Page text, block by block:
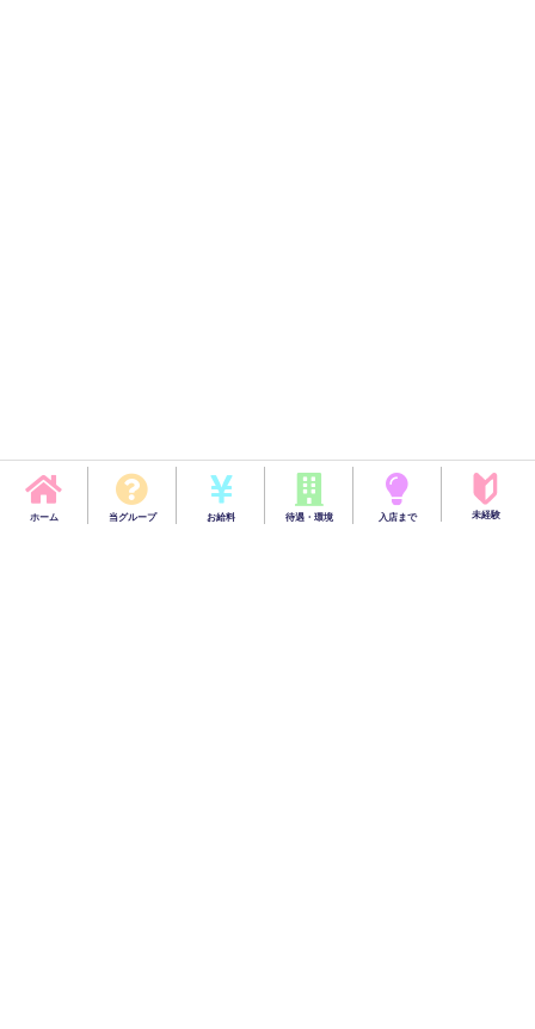
ホーム 当グループ お給料 待遇・環境 入店まで 未経験